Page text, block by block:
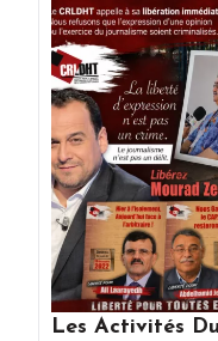
Les Activités